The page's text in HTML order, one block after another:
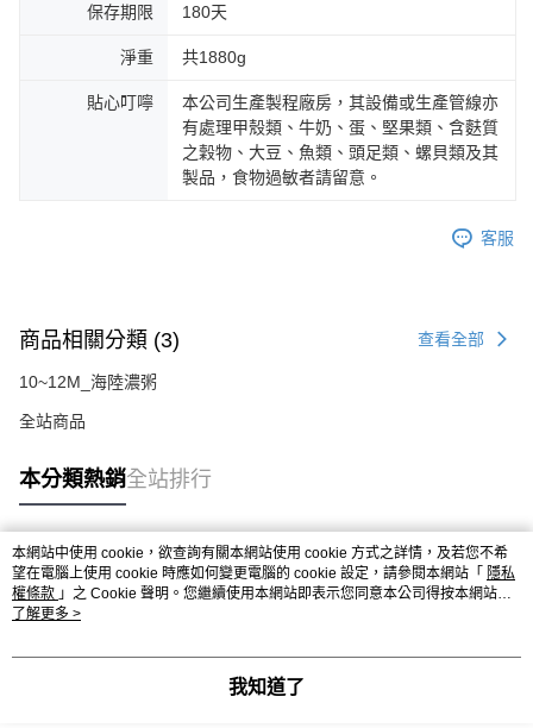
保存期限 180天
淨重 共1880g
貼心叮嚀
本公司生產製程廠房，其設備或生產管線亦
有處理甲殼類、牛奶、蛋、堅果類、含麩質
之穀物、大豆、魚類、頭足類、螺貝類及其
製品，食物過敏者請留意。
客服
商品相關分類 (3) 查看全部
10~12M_海陸濃粥
全站商品
本分類熱銷全站排行
熱門標籤
本網站中使用 cookie，欲查詢有關本網站使用 cookie 方式之詳情，及若您不希
望在電腦上使用 cookie 時應如何變更電腦的 cookie 設定，請參閱本網站「 隱私
權條款 」之 Cookie 聲明。您繼續使用本網站即表示您同意本公司得按本網站使
用條款之 Cookie 聲明使用 cookie。
了解更多 >
我知道了